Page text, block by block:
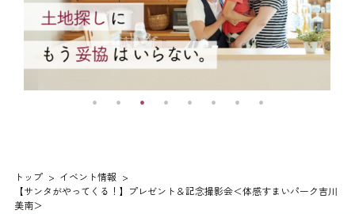
トップ
イベント情報
【サンタがやってくる！】プレゼント＆記念撮影会＜体感すまいパーク吉川
美南＞